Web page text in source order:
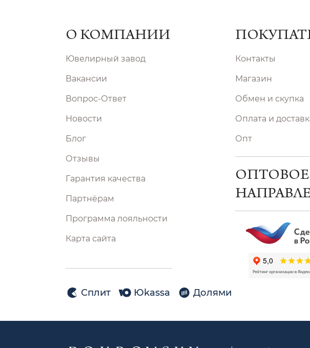
О КОМПАНИИ
Ювелирный завод
Вакансии
Вопрос-Ответ
Новости
Блог
Отзывы
Гарантия качества
Партнёрам
Программа лояльности
Карта сайта
Сплит Юkassa Долями
Контакты
Магазин
Обмен и скупка
Оплата и
Опт
ОПТОВОЕ